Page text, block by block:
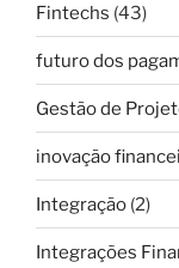
Fintechs (43)
futuro dos
Gestão de
inovação
Integração (2)
Integrações